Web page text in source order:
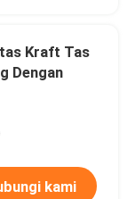
Kraft Tas
Dengan
kami
Penjilidan Notebook Laminasi Matte 80g Kertas Offset CMYK Pencetakan buku jilid lembut berwarna